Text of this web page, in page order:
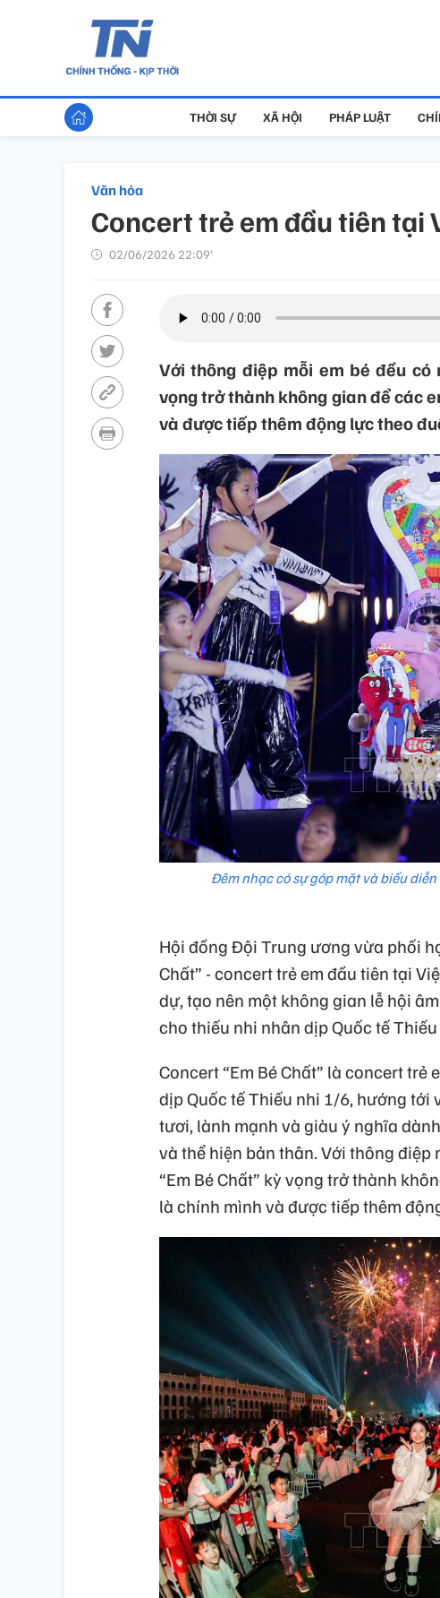
THỜI SỰ XÃ HỘI PHÁP LUẬT
Văn hóa
Concert trẻ em đầu tiên tại
02/06/2026 22:09’
Với thông điệp mỗi em bé đều có
vọng trở thành không gian để các
và được tiếp thêm động lực theo
Đêm nhạc có sự góp mặt và biểu
Hội đồng Đội Trung ương vừa phối
Chất” - concert trẻ em đầu tiên tại
dự, tạo nên một không gian lễ hội
cho thiếu nhi nhân dịp Quốc tế
Concert “Em Bé Chất” là concert
dịp Quốc tế Thiếu nhi 1/6, hướng tới
tươi, lành mạnh và giàu ý nghĩa
và thể hiện bản thân. Với thông
“Em Bé Chất” kỳ vọng trở thành
là chính mình và được tiếp thêm